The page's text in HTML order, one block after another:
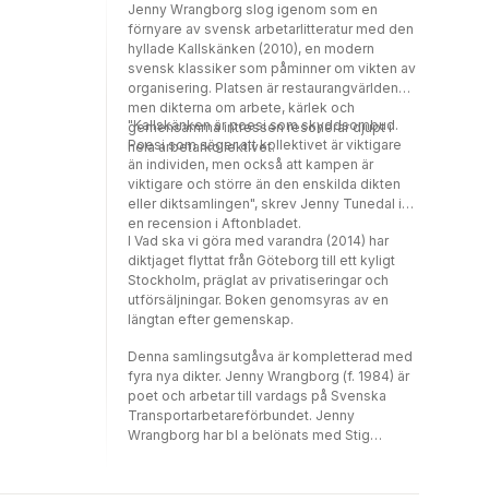
telefonkatologen förr." Ulrika Milles, DN, listar
antologin som Årets bästa bok 2018. "En
oändlig kollektiv berättelse om döden och
meningen i våra liv, förslitningen som det
innebär att leva, man kan inte sluta läsa. Här
finns all politik vi behöver." Ulrika Milles, SVT
"Den litterära kvaliten är hög. Dessutom är
boken politiskt värdefull." Magnus Nilsson,
Opulens "Denna föreningens bästa antologi
är som törst som stillas, en arbetets Höga
Visan." Aino Trosell
Jenny Wrangborg slog igenom som en
förnyare av svensk arbetarlitteratur med den
hyllade Kallskänken (2010), en modern
svensk klassiker som påminner om vikten av
organisering. Platsen är restaurangvärlden
men dikterna om arbete, kärlek och
gemensamma intressen resonerar djupt i
hela arbetarkollektivet.
"Kallskänken är poesi som skyddsombud.
Poesi som säger att kollektivet är viktigare
än individen, men också att kampen är
viktigare och större än den enskilda dikten
eller diktsamlingen", skrev Jenny Tunedal i
en recension i Aftonbladet.
I Vad ska vi göra med varandra (2014) har
diktjaget flyttat från Göteborg till ett kyligt
Stockholm, präglat av privatiseringar och
utförsäljningar. Boken genomsyras av en
längtan efter gemenskap.
Denna samlingsutgåva är kompletterad med
fyra nya dikter. Jenny Wrangborg (f. 1984) är
poet och arbetar till vardags på Svenska
Transportarbetareförbundet. Jenny
Wrangborg har bl a belönats med Stig